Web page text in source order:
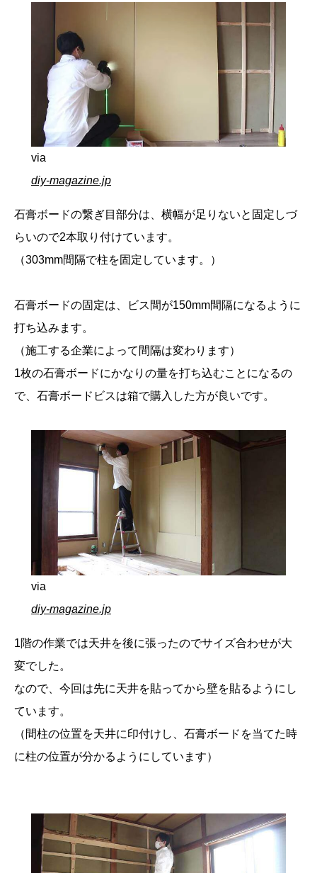
via
diy-magazine.jp
石膏ボードの繋ぎ目部分は、横幅が足りないと固定しづ
らいので2本取り付けています。
（303mm間隔で柱を固定しています。）
石膏ボードの固定は、ビス間が150mm間隔になるように
打ち込みます。
（施工する企業によって間隔は変わります）
1枚の石膏ボードにかなりの量を打ち込むことになるの
で、石膏ボードビスは箱で購入した方が良いです。
via
diy-magazine.jp
1階の作業では天井を後に張ったのでサイズ合わせが大
変でした。
なので、今回は先に天井を貼ってから壁を貼るようにし
ています。
（間柱の位置を天井に印付けし、石膏ボードを当てた時
に柱の位置が分かるようにしています）